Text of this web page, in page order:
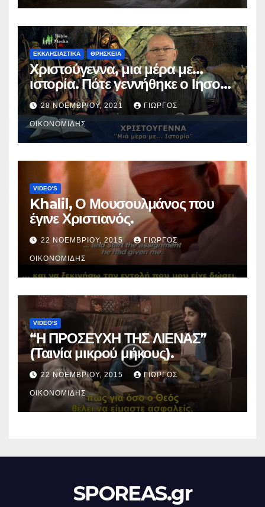
ΕΚΚΛΗΣΙΑΣΤΙΚΑ ΘΡΗΣΚΕΙΑ
Χριστούγεννα, μια μέρα με…
ιστορία. Πότε γεννήθηκε ο Ιησούς
Χριστός; (Βίντεο).
28 ΝΟΕΜΒΡΊΟΥ, 2021 ΓΙΏΡΓΟΣ
ΟΙΚΟΝΟΜΊΔΗΣ
VIDEO'S
Khalil, Ο Μουσουλμάνος που
έγινε Χριστιανός.
22 ΝΟΕΜΒΡΊΟΥ, 2015 ΓΙΏΡΓΟΣ
ΟΙΚΟΝΟΜΊΔΗΣ
VIDEO'S
“Η ΠΡΟΣΕΥΧΗ ΤΗΣ ΛΙΕΝΑΣ”
(Ταινία μικρού μήκους).
22 ΝΟΕΜΒΡΊΟΥ, 2015 ΓΙΏΡΓΟΣ
ΟΙΚΟΝΟΜΊΔΗΣ
SPOREAS.gr